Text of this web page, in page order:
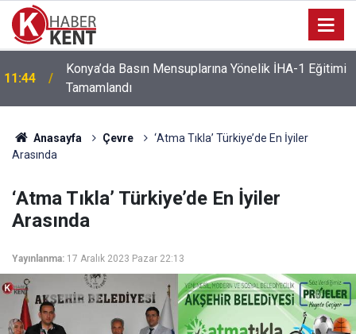
11:44
Konya’da Basın Mensuplarına Yönelik İHA-1 Eğitimi
Tamamlandı
Anasayfa Çevre
‘Atma Tıkla’ Türkiye’de En İyiler
Arasında
‘Atma Tıkla’ Türkiye’de En İyiler
Arasında
Yayınlanma: 17 Aralık 2023 Pazar 22:13